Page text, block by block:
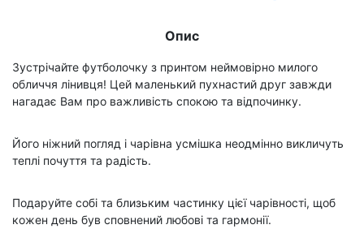
Опис
Зустрічайте футболочку з принтом неймовірно милого
обличчя лінивця! Цей маленький пухнастий друг завжди
нагадає Вам про важливість спокою та відпочинку.
Його ніжний погляд і чарівна усмішка неодмінно викличуть
теплі почуття та радість.
Подаруйте собі та близьким частинку цієї чарівності, щоб
кожен день був сповнений любові та гармонії.